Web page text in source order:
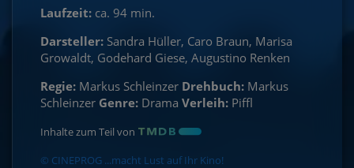
Laufzeit: ca. 94 min.
Darsteller: Sandra Hüller, Caro Braun, Marisa
Growaldt, Godehard Giese, Augustino Renken
Regie: Markus Schleinzer Drehbuch: Markus
Schleinzer Genre: Drama Verleih: Piffl
Inhalte zum Teil von
© CINEPROG ...macht Lust auf Ihr Kino!